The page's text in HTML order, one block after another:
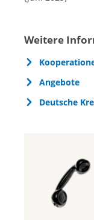
Weitere
Angebote
Deutsche